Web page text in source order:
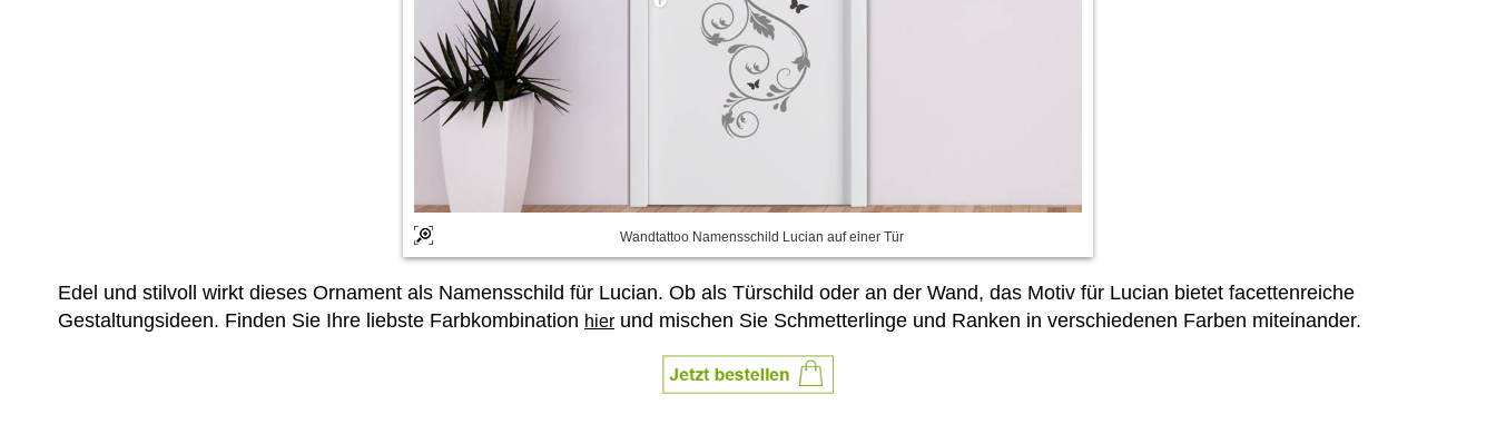
Wandtattoo Namensschild Lucian auf einer Tür
Edel und stilvoll wirkt dieses Ornament als Namensschild für Lucian. Ob als Türschild oder an der Wand, das Motiv für Lucian bietet facettenreiche
Gestaltungsideen. Finden Sie Ihre liebste Farbkombination hier und mischen Sie Schmetterlinge und Ranken in verschiedenen Farben miteinander.